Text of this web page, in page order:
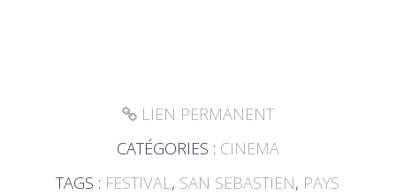
LIEN PERMANENT
CATÉGORIES : CINEMA
TAGS : FESTIVAL, SAN SEBASTIEN, PAYS